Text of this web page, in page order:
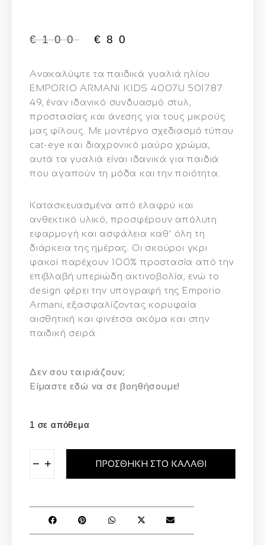
€100 € 80
Ανακαλύψτε τα παιδικά γυαλιά ηλίου
EMPORIO ARMANI KIDS 4007U 501787
49, έναν ιδανικό συνδυασμό στυλ,
προστασίας και άνεσης για τους μικρούς
μας φίλους. Με μοντέρνο σχεδιασμό τύπου
cat-eye και διαχρονικό μαύρο χρώμα,
αυτά τα γυαλιά είναι ιδανικά για παιδιά
που αγαπούν τη μόδα και την ποιότητα.
Κατασκευασμένα από ελαφρύ και
ανθεκτικό υλικό, προσφέρουν απόλυτη
εφαρμογή και ασφάλεια καθ’ όλη τη
διάρκεια της ημέρας. Οι σκούροι γκρι
φακοί παρέχουν 100% προστασία από την
επιβλαβή υπεριώδη ακτινοβολία, ενώ το
design φέρει την υπογραφή της Emporio
Armani, εξασφαλίζοντας κορυφαία
αισθητική και φινέτσα ακόμα και στην
παιδική σειρά.
Δεν σου ταιριάζουν;
Eίμαστε εδώ να σε βοηθήσουμε!
1 σε απόθεμα
− + ΠΡΟΣΘΉΚΗ ΣΤΟ ΚΑΛΆΘΙ